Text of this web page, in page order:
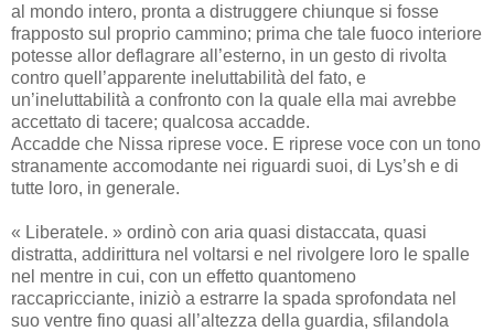
al mondo intero, pronta a distruggere chiunque si fosse
frapposto sul proprio cammino; prima che tale fuoco interiore
potesse allor deflagrare all’esterno, in un gesto di rivolta
contro quell’apparente ineluttabilità del fato, e
un’ineluttabilità a confronto con la quale ella mai avrebbe
accettato di tacere; qualcosa accadde.
Accadde che Nissa riprese voce. E riprese voce con un tono
stranamente accomodante nei riguardi suoi, di Lys’sh e di
tutte loro, in generale.
« Liberatele. » ordinò con aria quasi distaccata, quasi
distratta, addirittura nel voltarsi e nel rivolgere loro le spalle
nel mentre in cui, con un effetto quantomeno
raccapricciante, iniziò a estrarre la spada sprofondata nel
suo ventre fino quasi all’altezza della guardia, sfilandola